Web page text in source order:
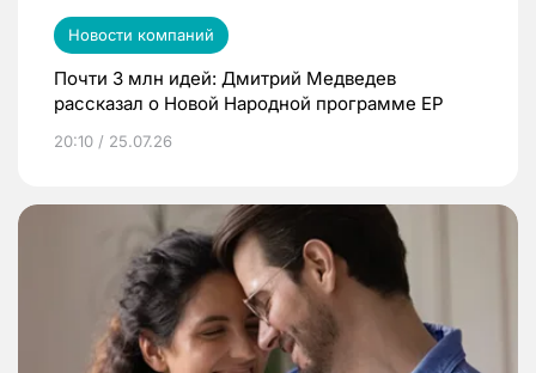
Новости компаний
Почти 3 млн идей: Дмитрий Медведев
рассказал о Новой Народной программе ЕР
20:10 / 25.07.26